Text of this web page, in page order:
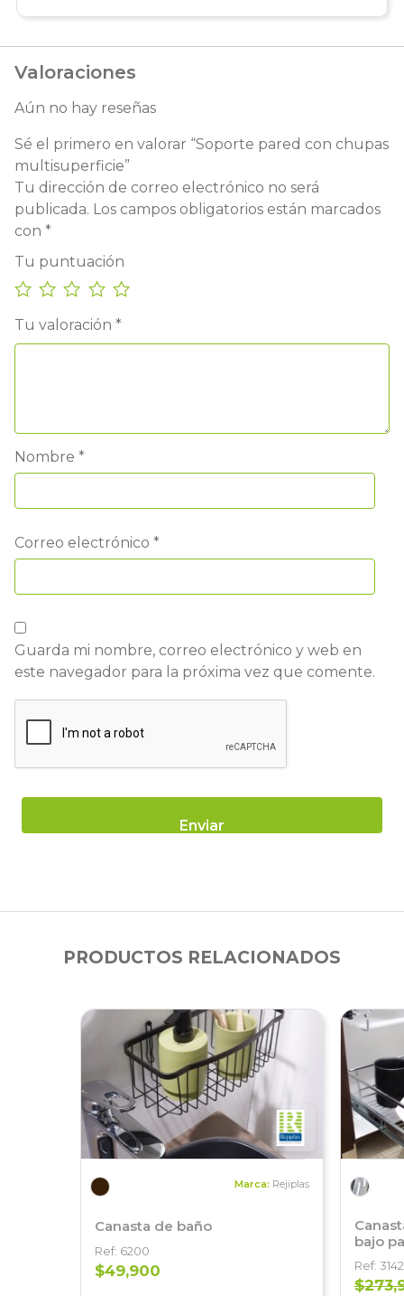
Valoraciones
Aún no hay reseñas
Sé el primero en valorar “Soporte pared con chupas
multisuperficie”
Tu dirección de correo electrónico no será
publicada. Los campos obligatorios están marcados
con *
Tu puntuación
Tu valoración *
Nombre *
Correo electrónico *
Guarda mi nombre, correo electrónico y web en
este navegador para la próxima vez que comente.
PRODUCTOS RELACIONADOS
Marca: Rejiplas
Canasta de baño
Ref: 6200
$49,900
bajo
Ref: 3142